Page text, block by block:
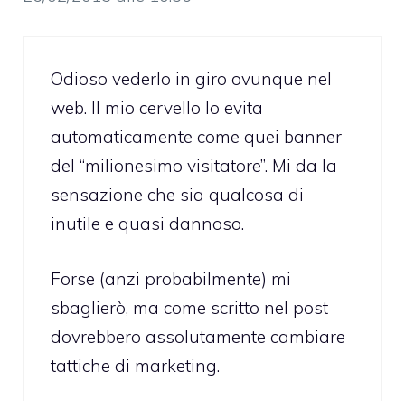
Odioso vederlo in giro ovunque nel
web. Il mio cervello lo evita
automaticamente come quei banner
del “milionesimo visitatore”. Mi da la
sensazione che sia qualcosa di
inutile e quasi dannoso.
Forse (anzi probabilmente) mi
sbaglierò, ma come scritto nel post
dovrebbero assolutamente cambiare
tattiche di marketing.